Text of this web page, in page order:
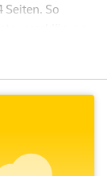
Seiten. So
bei
x Höhe)